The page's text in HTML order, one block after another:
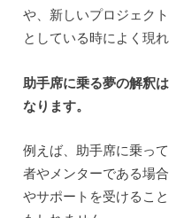
や、新しいプロジェク
としている時によく現
助手席に乗る夢の解釈
なります。
例えば、助手席に乗っ
者やメンターである場
やサポートを受けるこ